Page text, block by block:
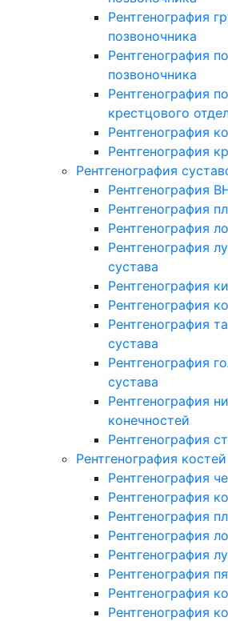
Рентгенография
позвоночника
Рентгенография
позвоночника
Рентгенография
крестцового
Рентгенография
Рентгенография
Рентгенография
Рентгенография
Рентгенография
Рентгенография
Рентгенография
сустава
Рентгенография
Рентгенография
Рентгенография
сустава
Рентгенография
сустава
Рентгенография
конечностей
Рентгенография
Рентгенография костей
Рентгенография
Рентгенография
Рентгенография
Рентгенография
Рентгенография
Рентгенография
Рентгенография
Рентгенография